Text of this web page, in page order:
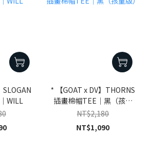
SLOGAN
WILL
* 【GOAT x DV】THORNS
插畫棉帽TEE｜黑（孩童
版）
NT$2,180
NT$1,090